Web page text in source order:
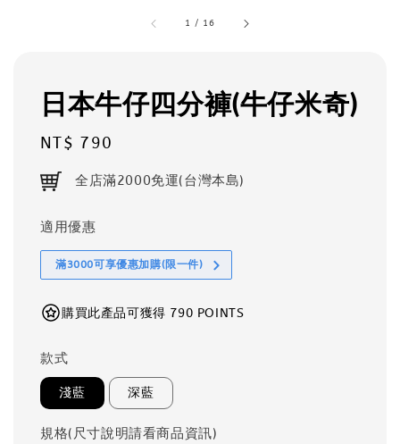
1 / 16
日本牛仔四分褲(牛仔米奇)
Regular
price
NT$ 790
全店滿2000免運(台灣本島)
適用優惠
滿3000可享優惠加購(限一件)
購買此產品可獲得 790 POINTS
款式
淺藍 深藍
規格(尺寸說明請看商品資訊)